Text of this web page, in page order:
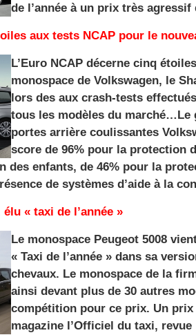
de l’année à un prix très agressif
aux tests NCAP pour le
L’Euro NCAP décerne cinq
monospace de Volkswagen, le
lors des aux crash-tests
tous les modèles du marché…Le
portes arrière coulissantes
score de 96% pour la protection
des enfants, de 46% pour la
de systèmes d’aide à la
« taxi de l’année »
Le monospace Peugeot 5008
« Taxi de l’année » dans sa
chevaux. Le monospace de la
ainsi devant plus de 30 autres
compétition pour ce prix. Un
magazine l’Officiel du taxi,